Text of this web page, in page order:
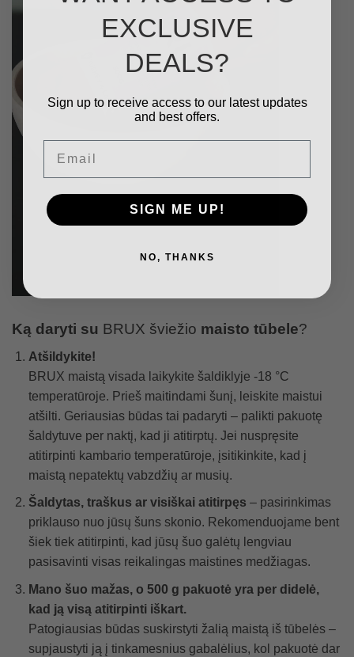
Ką daryti su BRUX šviežio maisto tūbele?
Atšildykite!
BRUX maistą visada laikykite šaldiklyje -18 °C
temperatūroje. Prieš maitindami šunį, leiskite maistui
atšilti. Geriausias būdas tai padaryti – palikti pakuotę
šaldytuve per naktį, kad ji atitirptų. Jei nuspręsite
atitirpinti kambario temperatūroje, įsitikinkite, kad į
maistą nepatektų vabzdžių ar musių.
Šaldytas, traškus ar visiškai atitirpęs – pasirinkimas
priklauso nuo jūsų šuns skonio. Rekomenduojame bent
šiek tiek atitirpinti, kad jūsų šuo galėtų lengviau
pasisavinti visas reikalingas maistines medžiagas.
Mano šuo mažas, o 500 g pakuotė yra per didelė,
kad ją visą atitirpinti iškart.
Patogiausias būdas suskirstyti žalią maistą iš tūbelės –
supjaustyti ją į tinkamesnius gabalėlius, kol pakuotė dar
EXCLUSIVE
DEALS?
Sign up to receive access to our latest updates
and best offers.
SIGN ME UP!
NO, THANKS